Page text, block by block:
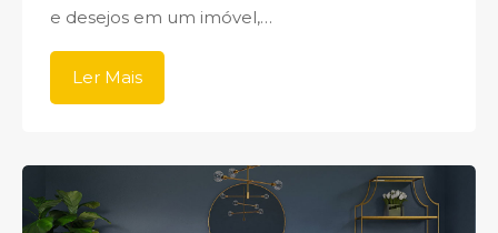
e desejos em um imóvel,…
Ler Mais